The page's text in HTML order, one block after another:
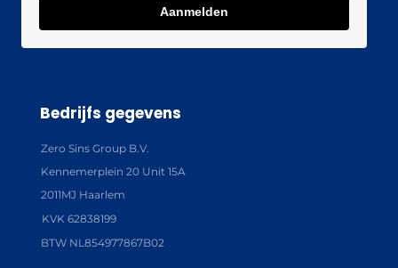
Aanmelden
Bedrijfs gegevens
Zero Sins Group B.V.
Kennemerplein 20 Unit 15A
2011MJ Haarlem
KVK 62838199
BTW NL854977867B02